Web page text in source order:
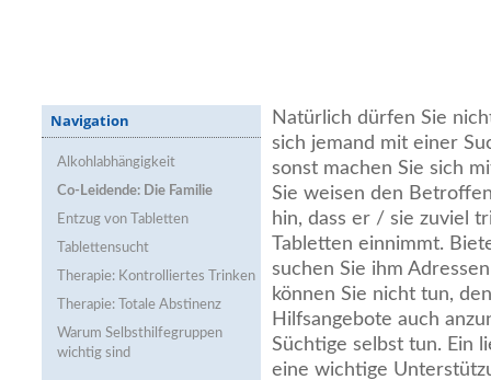
Navigation
Alkohlabhängigkeit
Co-Leidende: Die Familie
Entzug von Tabletten
Tablettensucht
Therapie: Kontrolliertes Trinken
Therapie: Totale Abstinenz
Warum Selbsthilfegruppen
wichtig sind
Natürlich dürfen Sie
sich jemand mit einer
sonst machen Sie sich
Sie weisen den
hin, dass er / sie zuviel
Tabletten einnimmt.
suchen Sie ihm
können Sie nicht tun,
Hilfsangebote auch
Süchtige selbst tun. Ein
eine wichtige